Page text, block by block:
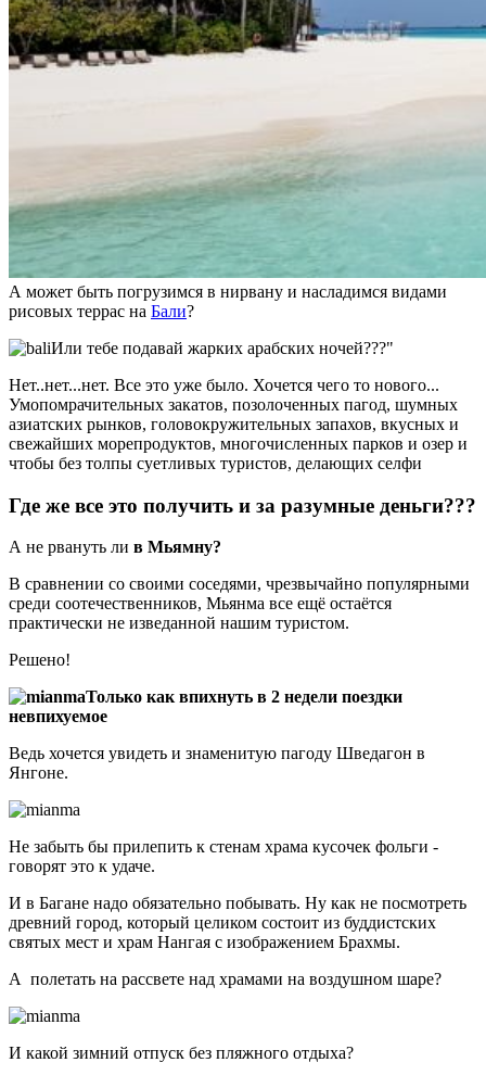
А может быть погрузимся в нирвану и насладимся видами
рисовых террас на Бали?
Или тебе подавай жарких арабских ночей???"
Нет..нет...нет. Все это уже было. Хочется чего то нового...
Умопомрачительных закатов, позолоченных пагод, шумных
азиатских рынков, головокружительных запахов, вкусных и
свежайших морепродуктов, многочисленных парков и озер и
чтобы без толпы суетливых туристов, делающих селфи
Где же все это получить и за разумные деньги???
А не рвануть ли в Мьямну?
В сравнении со своими соседями, чрезвычайно популярными
среди соотечественников, Мьянма все ещё остаётся
практически не изведанной нашим туристом.
Решено!
Только как впихнуть в 2 недели поездки
невпихуемое
Ведь хочется увидеть и знаменитую пагоду Шведагон в
Янгоне.
Не забыть бы прилепить к стенам храма кусочек фольги -
говорят это к удаче.
И в Багане надо обязательно побывать. Ну как не посмотреть
древний город, который целиком состоит из буддистских
святых мест и храм Нангая с изображением Брахмы.
А полетать на рассвете над храмами на воздушном шаре?
И какой зимний отпуск без пляжного отдыха?